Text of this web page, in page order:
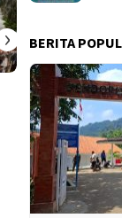
Ekspedisi
Pangradin
Masyarakat
Sampah
› BERITA